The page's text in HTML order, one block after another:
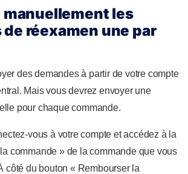
manuellement les
réexamen une par
des demandes à partir de votre compte
Mais vous devrez envoyer une
pour chaque commande.
vous à votre compte et accédez à la
commande » de la commande que vous
côté du bouton « Rembourser la